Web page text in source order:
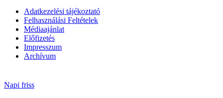
Adatkezelési tájékoztató
Felhasználási Feltételek
Médiaajánlat
Előfizetés
Impresszum
Archívum
Napi friss